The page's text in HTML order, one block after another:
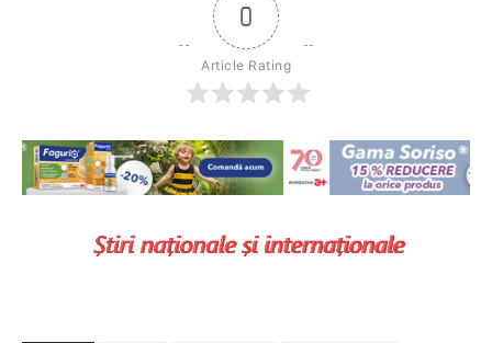
0
Article Rating